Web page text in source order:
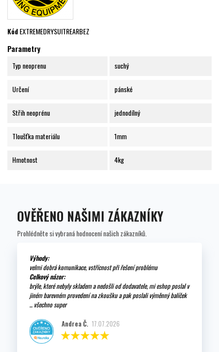
KódEXTREMEDRYSUITREARBEZ
Parametry
Typ neoprenu suchý
Určení pánské
Střih neoprénu jednodílný
Tloušťka materiálu 1mm
Hmotnost 4kg
OVĚŘENO NAŠIMI ZÁKAZNÍKY
Prohlédněte si vybraná hodnocení našich zákazníků.
Výhody:
velmi dobrá komunikace, vstřícnost při řešení problému
Celkový názor:
brýle, které nebyly skladem a nedošli od dodavatele, mi eshop poslal v
jiném barevném provedení na zkoušku a pak poslali výměnný balíček
... všechno super
Andrea Č. 17.07.2026